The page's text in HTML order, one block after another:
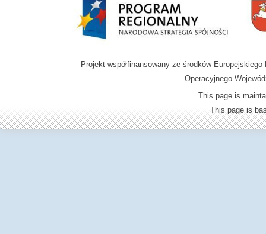
Projekt współfinansowany ze środków
Operacyjnego
This page is
This page is